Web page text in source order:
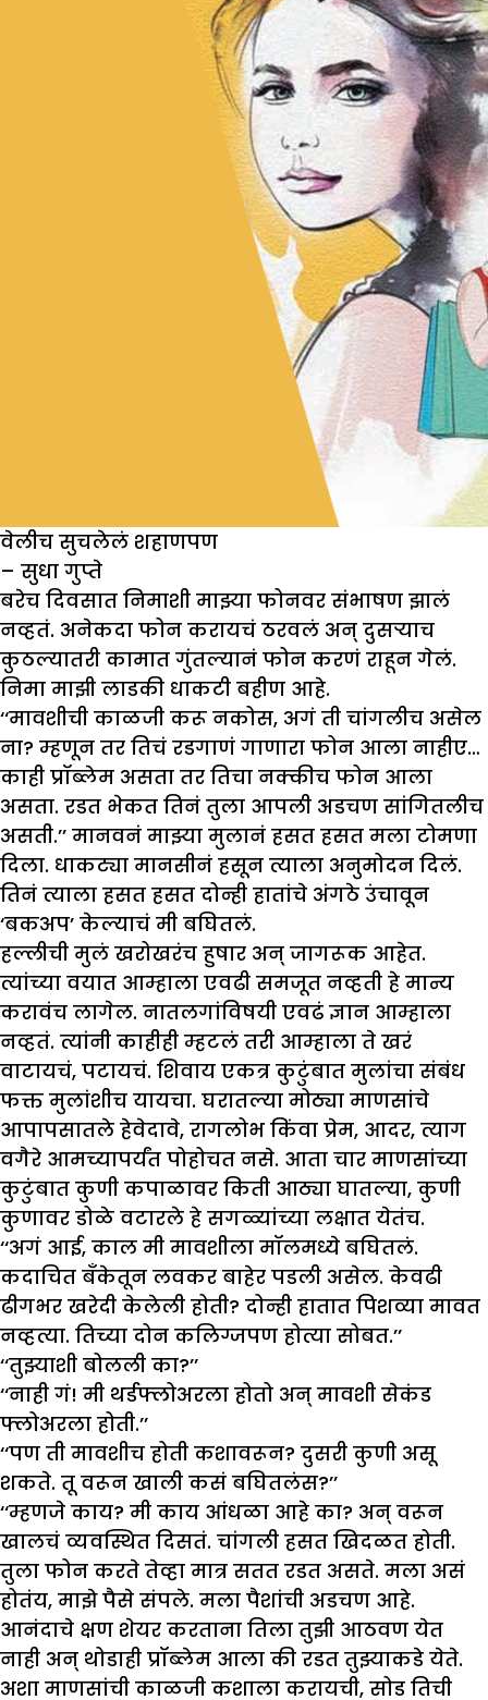
वेलीच सुचलेलं शहाणपण
– सुधा गुप्ते
बरेच दिवसात निमाशी माझ्या फोनवर संभाषण झालं
नव्हतं. अनेकदा फोन करायचं ठरवलं अन् दुसऱ्याच
कुठल्यातरी कामात गुंतल्यानं फोन करणं राहून गेलं.
निमा माझी लाडकी धाकटी बहीण आहे.
‘‘मावशीची काळजी करू नकोस, अगं ती चांगलीच असेल
ना? म्हणून तर तिचं रडगाणं गाणारा फोन आला नाहीए…
काही प्रॉब्लेम असता तर तिचा नक्कीच फोन आला
असता. रडत भेकत तिनं तुला आपली अडचण सांगितलीच
असती.’’ मानवनं माझ्या मुलानं हसत हसत मला टोमणा
दिला. धाकट्या मानसीनं हसून त्याला अनुमोदन दिलं.
तिनं त्याला हसत हसत दोन्ही हातांचे अंगठे उंचावून
‘बकअप’ केल्याचं मी बघितलं.
हल्लीची मुलं खरोखरंच हुषार अन् जागरूक आहेत.
त्यांच्या वयात आम्हाला एवढी समजूत नव्हती हे मान्य
करावंच लागेल. नातलगांविषयी एवढं ज्ञान आम्हाला
नव्हतं. त्यांनी काहीही म्हटलं तरी आम्हाला ते खरं
वाटायचं, पटायचं. शिवाय एकत्र कुटुंबात मुलांचा संबंध
फक्त मुलांशीच यायचा. घरातल्या मोठ्या माणसांचे
आपापसातले हेवेदावे, रागलोभ किंवा प्रेम, आदर, त्याग
वगैरे आमच्यापर्यंत पोहोचत नसे. आता चार माणसांच्या
कुटुंबात कुणी कपाळावर किती आठ्या घातल्या, कुणी
कुणावर डोळे वटारले हे सगळ्यांच्या लक्षात येतंच.
‘‘अगं आई, काल मी मावशीला मॉलमध्ये बघितलं.
कदाचित बँकेतून लवकर बाहेर पडली असेल. केवढी
ढीगभर खरेदी केलेली होती? दोन्ही हातात पिशव्या मावत
नव्हत्या. तिच्या दोन कलिग्जपण होत्या सोबत.’’
‘‘तुझ्याशी बोलली का?’’
‘‘नाही गं! मी थर्डफ्लोअरला होतो अन् मावशी सेकंड
फ्लोअरला होती.’’
‘‘पण ती मावशीच होती कशावरून? दुसरी कुणी असू
शकते. तू वरून खाली कसं बघितलंस?’’
‘‘म्हणजे काय? मी काय आंधळा आहे का? अन् वरून
खालचं व्यवस्थित दिसतं. चांगली हसत खिदळत होती.
तुला फोन करते तेव्हा मात्र सतत रडत असते. मला असं
होतंय, माझे पैसे संपले. मला पैशांची अडचण आहे.
आनंदाचे क्षण शेयर करताना तिला तुझी आठवण येत
नाही अन् थोडाही प्रॉब्लेम आला की रडत तुझ्याकडे येते.
अशा माणसांची काळजी कशाला करायची, सोड तिची